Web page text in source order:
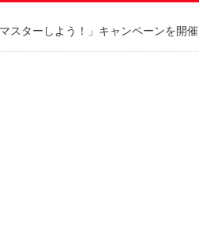
ターしよう！」キャンペーンを開催します